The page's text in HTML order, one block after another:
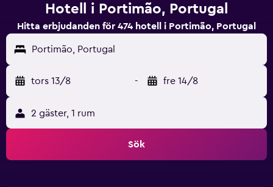
Hotell i Portimão, Portugal
Hitta erbjudanden för 474 hotell i Portimão, Portugal
Portimão, Portugal
tors 13/8 - fre 14/8
2 gäster, 1 rum
Sök